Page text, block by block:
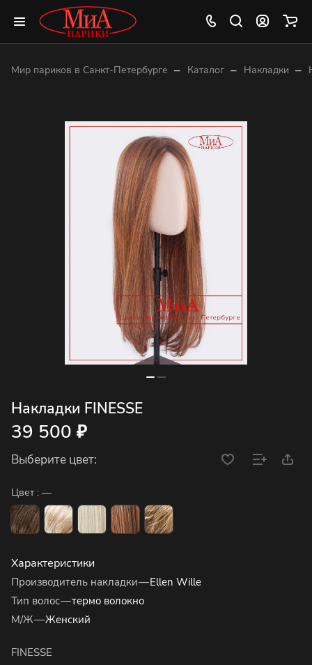
Мир париков в Санкт-Петербурге – Каталог – Накладки –
Накладки FINESSE
39 500 ₽
Выберите цвет:
Цвет : —
Характеристики
Производитель накладки—Ellen Wille
Тип волос—термо волокно
М/Ж—Женский
FINESSE